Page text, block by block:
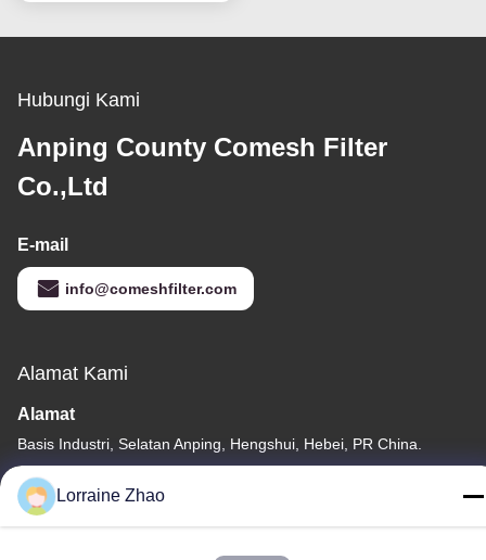
Hubungi Kami
Anping County Comesh Filter
Co.,Ltd
E-mail
info@comeshfilter.com
Alamat Kami
Alamat
Basis Industri, Selatan Anping, Hengshui, Hebei, PR China.
Telp
86-318-7595879
Lorraine Zhao